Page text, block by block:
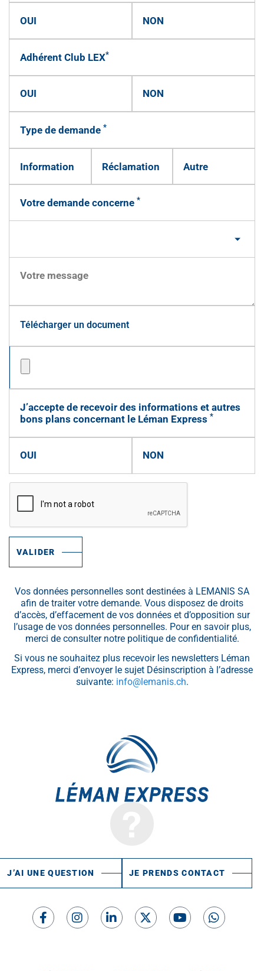
OUI NON
Adhérent Club LEX*
OUI NON
Type de demande *
Information Réclamation Autre
Votre demande concerne *
Télécharger un document
J’accepte de recevoir des informations et autres
bons plans concernant le Léman Express *
OUI NON
VALIDER
Vos données personnelles sont destinées à LEMANIS SA
afin de traiter votre demande. Vous disposez de droits
d’accès, d’effacement de vos données et d’opposition sur
l’usage de vos données personnelles. Pour en savoir plus,
merci de consulter notre politique de confidentialité.
Si vous ne souhaitez plus recevoir les newsletters Léman
Express, merci d’envoyer le sujet Désinscription à l’adresse
suivante: info@lemanis.ch.
J’AI UNE QUESTION JE PRENDS CONTACT